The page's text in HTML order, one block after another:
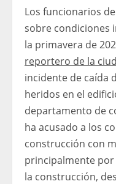
Los funcionarios
sobre condiciones
la primavera de
reportero de la
incidente de caída
heridos en el
departamento de
ha acusado a los
construcción con
principalmente por
la construcción,